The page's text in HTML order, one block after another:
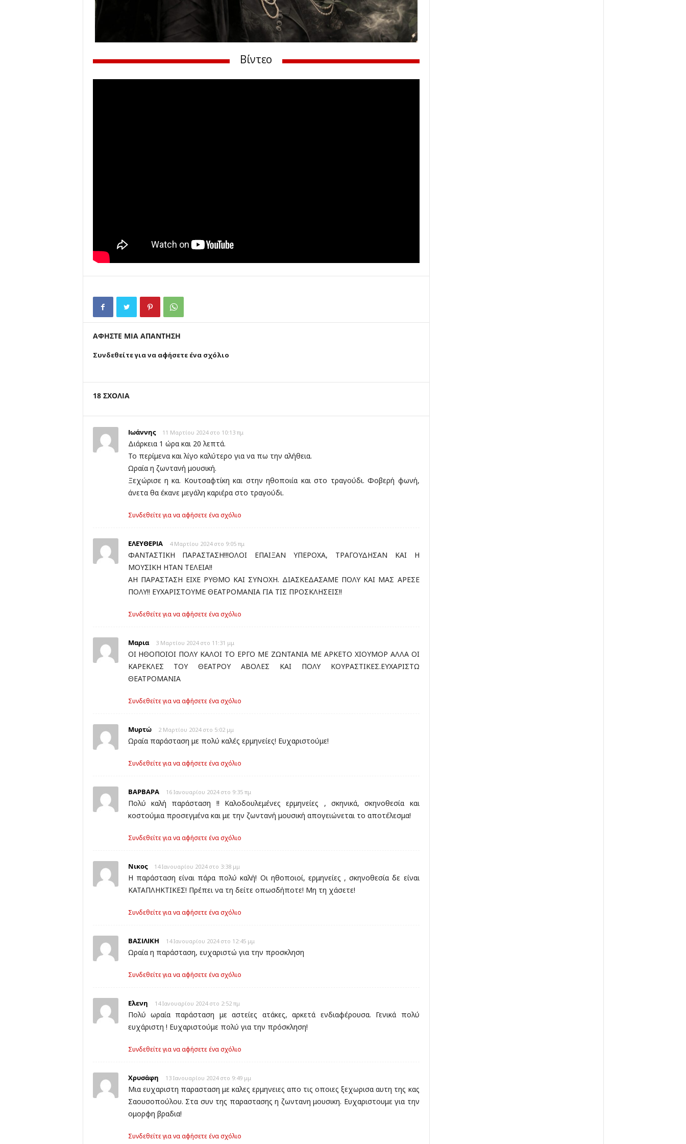
Βίντεο
18 ΣΧΟΛΙΑ
Ιωάννης 11 Μαρτίου 2024 στο 10:13 πμ
Διάρκεια 1 ώρα και 20 λεπτά.
Το περίμενα και λίγο καλύτερο για να πω την αλήθεια.
Ωραία η ζωντανή μουσική.
Ξεχώρισε η κα. Κουτσαφτίκη και στην ηθοποιία και στο τραγούδι. Φοβερή φωνή,
άνετα θα έκανε μεγάλη καριέρα στο τραγούδι.
Συνδεθείτε για να αφήσετε ένα σχόλιο
ΕΛΕΥΘΕΡΙΑ 4 Μαρτίου 2024 στο 9:05 πμ
ΦΑΝΤΑΣΤΙΚΗ ΠΑΡΑΣΤΑΣΗ!!!ΟΛΟΙ ΕΠΑΙΞΑΝ ΥΠΕΡΟΧΑ, ΤΡΑΓΟΥΔΗΣΑΝ ΚΑΙ Η
ΜΟΥΣΙΚΗ ΗΤΑΝ ΤΕΛΕΙΑ!!
ΑΗ ΠΑΡΑΣΤΑΣΗ ΕΙΧΕ ΡΥΘΜΟ ΚΑΙ ΣΥΝΟΧΗ. ΔΙΑΣΚΕΔΑΣΑΜΕ ΠΟΛΥ ΚΑΙ ΜΑΣ ΑΡΕΣΕ
ΠΟΛΥ!! ΕΥΧΑΡΙΣΤΟΥΜΕ ΘΕΑΤΡΟΜΑΝΙΑ ΓΙΑ ΤΙΣ ΠΡΟΣΚΛΗΣΕΙΣ!!
Συνδεθείτε για να αφήσετε ένα σχόλιο
Μαρια 3 Μαρτίου 2024 στο 11:31 μμ
ΟΙ ΗΘΟΠΟΙΟΙ ΠΟΛΥ ΚΑΛΟΙ ΤΟ ΕΡΓΟ ΜΕ ΖΩΝΤΑΝΙΑ ΜΕ ΑΡΚΕΤΟ ΧΙΟΥΜΟΡ ΑΛΛΑ ΟΙ
ΚΑΡΕΚΛΕΣ ΤΟΥ ΘΕΑΤΡΟΥ ΑΒΟΛΕΣ ΚΑΙ ΠΟΛΥ ΚΟΥΡΑΣΤΙΚΕΣ.ΕΥΧΑΡΙΣΤΩ
ΘΕΑΤΡΟΜΑΝΙΑ
Συνδεθείτε για να αφήσετε ένα σχόλιο
Μυρτώ 2 Μαρτίου 2024 στο 5:02 μμ
Ωραία παράσταση με πολύ καλές ερμηνείες! Ευχαριστούμε!
Συνδεθείτε για να αφήσετε ένα σχόλιο
ΒΑΡΒΑΡΑ 16 Ιανουαρίου 2024 στο 9:35 πμ
Πολύ καλή παράσταση !! Καλοδουλεμένες ερμηνείες , σκηνικά, σκηνοθεσία και
κοστούμια προσεγμένα και με την ζωντανή μουσική απογειώνεται το αποτέλεσμα!
Συνδεθείτε για να αφήσετε ένα σχόλιο
Νικος 14 Ιανουαρίου 2024 στο 3:38 μμ
Η παράσταση είναι πάρα πολύ καλή! Οι ηθοποιοί, ερμηνείες , σκηνοθεσία δε είναι
ΚΑΤΑΠΛΗΚΤΙΚΕΣ! Πρέπει να τη δείτε οπωσδήποτε! Μη τη χάσετε!
Συνδεθείτε για να αφήσετε ένα σχόλιο
ΒΑΣΙΛΙΚΗ 14 Ιανουαρίου 2024 στο 12:45 μμ
Ωραία η παράσταση, ευχαριστώ για την προσκληση
Συνδεθείτε για να αφήσετε ένα σχόλιο
Ελενη 14 Ιανουαρίου 2024 στο 2:52 πμ
Πολύ ωραία παράσταση με αστείες ατάκες, αρκετά ενδιαφέρουσα. Γενικά πολύ
ευχάριστη ! Ευχαριστούμε πολύ για την πρόσκληση!
Συνδεθείτε για να αφήσετε ένα σχόλιο
Χρυσάφη 13 Ιανουαρίου 2024 στο 9:49 μμ
Μια ευχαριστη παρασταση με καλες ερμηνειες απο τις οποιες ξεχωρισα αυτη της κας
Σαουσοπούλου. Στα συν της παραστασης η ζωντανη μουσικη. Ευχαριστουμε για την
ομορφη βραδια!
Συνδεθείτε για να αφήσετε ένα σχόλιο
ΑΦΗΣΤΕ ΜΙΑ ΑΠΑΝΤΗΣΗ
Συνδεθείτε για να αφήσετε ένα σχόλιο